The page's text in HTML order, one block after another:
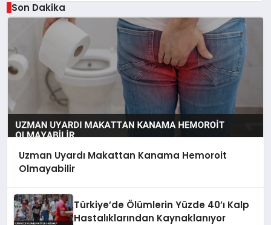
Son Dakika
Uzman Uyardı Makattan Kanama Hemoroit
Olmayabilir
Türkiye’de Ölümlerin Yüzde 40’ı Kalp
Hastalıklarından Kaynaklanıyor